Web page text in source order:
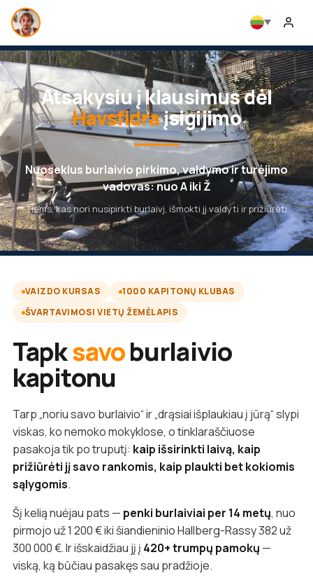
Atsakysiu į klausimus dėl
Havsfidraįsigijimo
Nuoseklus burlaivio pirkimo, valdymo ir turėjimo
vadovas: nuo A iki Ž
Tiems, kas nori nusipirkti burlaivį, išmokti jį valdyti ir prižiūrėti
VAIZDO KURSAS
1000 KAPITONŲ KLUBAS
ŠVARTAVIMOSI VIETŲ ŽEMĖLAPIS
Tapksavoburlaivio
kapitonu
Tarp „noriu savo burlaivio“ ir „drąsiai išplaukiau į jūrą“ slypi
viskas, ko nemoko mokyklose, o tinklaraščiuose
pasakoja tik po truputį: kaip išsirinkti laivą, kaip
prižiūrėti jį savo rankomis, kaip plaukti bet kokiomis
sąlygomis.
Šį kelią nuėjau pats — penki burlaiviai per 14 metų, nuo
pirmojo už 1 200 € iki šiandieninio Hallberg-Rassy 382 už
300 000 €. Ir išskaidžiau jį į 420+ trumpų pamokų —
viską, ką būčiau pasakęs sau pradžioje.